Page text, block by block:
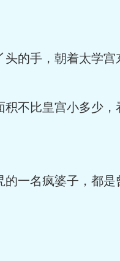
手，朝着太学宫
比皇宫小多少，
名疯婆子，都是